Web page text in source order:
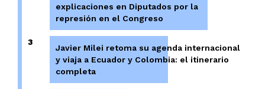
explicaciones en Diputados por la
represión en el Congreso
3
Javier Milei retoma su agenda internacional
y viaja a Ecuador y Colombia: el itinerario
completa